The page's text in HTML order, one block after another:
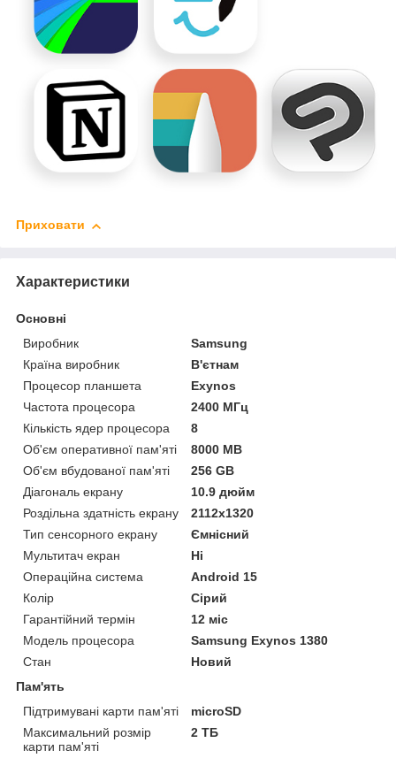
Приховати
Характеристики
Основні
Виробник
Samsung
Країна виробник
В'єтнам
Процесор планшета
Exynos
Частота процесора
2400 МГц
Кількість ядер процесора
8
Об'єм оперативної пам'яті
8000 MB
Об'єм вбудованої пам'яті
256 GB
Діагональ екрану
10.9 дюйм
Роздільна здатність екрану
2112x1320
Тип сенсорного екрану
Ємнісний
Мультитач екран
Ні
Операційна система
Android 15
Колір
Сірий
Гарантійний термін
12 міс
Модель процесора
Samsung Exynos 1380
Стан
Новий
Пам'ять
Підтримувані карти пам'яті
microSD
Максимальний розмір
карти пам'яті
2 ТБ